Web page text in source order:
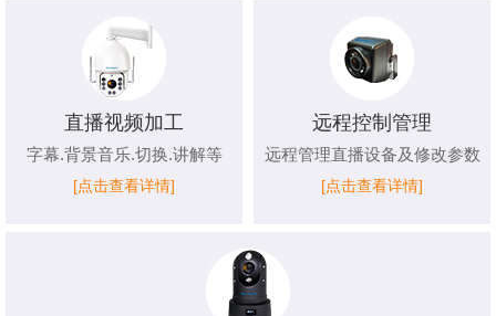
直播视频加工
字幕.背景音乐.切换.讲解等
[点击查看详情]
远程控制管理
远程管理直播设备及修改参数
[点击查看详情]